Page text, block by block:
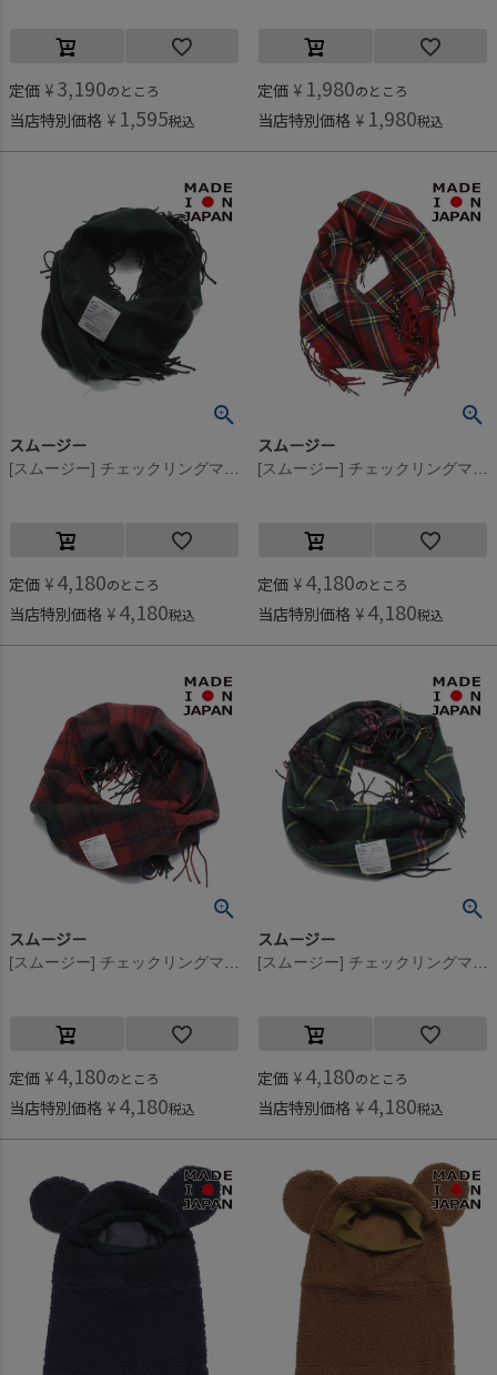
定価 ¥ 3,190のところ
当店特別価格 ¥ 1,595税込
定価 ¥ 1,980のところ
当店特別価格 ¥ 1,980税込
スムージー
定価 ¥ 4,180のところ
当店特別価格 ¥ 4,180税込
スムージー
定価 ¥ 4,180のところ
当店特別価格 ¥ 4,180税込
スムージー
定価 ¥ 4,180のところ
当店特別価格 ¥ 4,180税込
スムージー
定価 ¥ 4,180のところ
当店特別価格 ¥ 4,180税込